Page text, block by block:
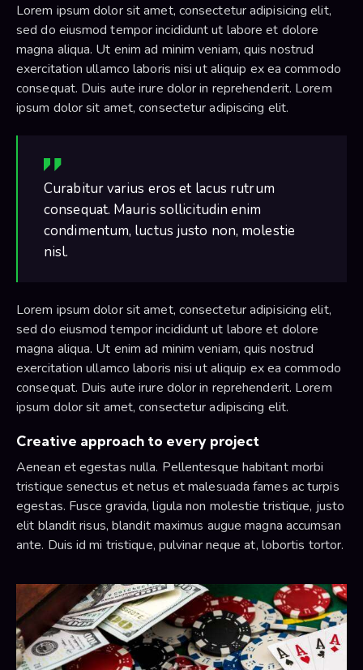
Lorem ipsum dolor sit amet, consectetur adipisicing elit,
sed do eiusmod tempor incididunt ut labore et dolore
magna aliqua. Ut enim ad minim veniam, quis nostrud
exercitation ullamco laboris nisi ut aliquip ex ea commodo
consequat. Duis aute irure dolor in reprehenderit. Lorem
ipsum dolor sit amet, consectetur adipiscing elit.
Curabitur varius eros et lacus rutrum
consequat. Mauris sollicitudin enim
condimentum, luctus justo non, molestie
nisl.
Lorem ipsum dolor sit amet, consectetur adipisicing elit,
sed do eiusmod tempor incididunt ut labore et dolore
magna aliqua. Ut enim ad minim veniam, quis nostrud
exercitation ullamco laboris nisi ut aliquip ex ea commodo
consequat. Duis aute irure dolor in reprehenderit. Lorem
ipsum dolor sit amet, consectetur adipiscing elit.
Creative approach to every project
Aenean et egestas nulla. Pellentesque habitant morbi
tristique senectus et netus et malesuada fames ac turpis
egestas. Fusce gravida, ligula non molestie tristique, justo
elit blandit risus, blandit maximus augue magna accumsan
ante. Duis id mi tristique, pulvinar neque at, lobortis tortor.